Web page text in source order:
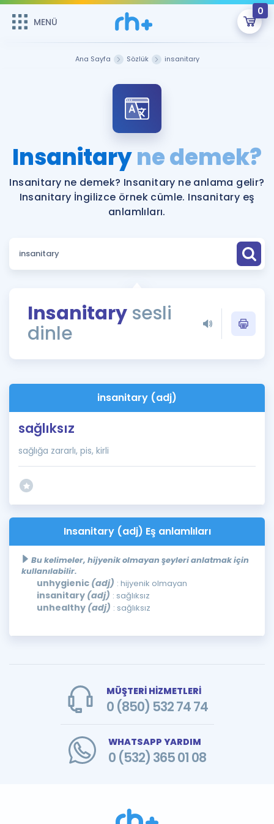
MENÜ
0
Şifremi Hatırlamıyorum
ÜYE DEĞİLİM
Sepetin Şu An Boş.
Remzi Hoca ile seni sınava hazırlayacak onlarca eğitim seni
bekliyor!
MENÜ
Faydalı Araçlar
Sözlük
Rehberlik Aracı
ÖSYM Sınav Takvimi
İngilizce Gramer
Hakkımızda
Ana Sayfa Sözlük insanitary
Insanitaryne demek?
Insanitary ne demek? Insanitary ne anlama gelir?
Insanitary İngilizce örnek cümle. Insanitary eş
anlamlıları.
Insanitary sesli
dinle
insanitary (adj)
sağlıksız
sağlığa zararlı, pis, kirli
Insanitary (adj) Eş anlamlıları
Bu kelimeler, hijyenik olmayan şeyleri anlatmak için
kullanılabilir.
unhygienic (adj) : hijyenik olmayan
insanitary (adj) : sağlıksız
unhealthy (adj) : sağlıksız
MÜŞTERİ HİZMETLERİ
0 (850) 532 74 74
WHATSAPP YARDIM
0 (532) 365 01 08